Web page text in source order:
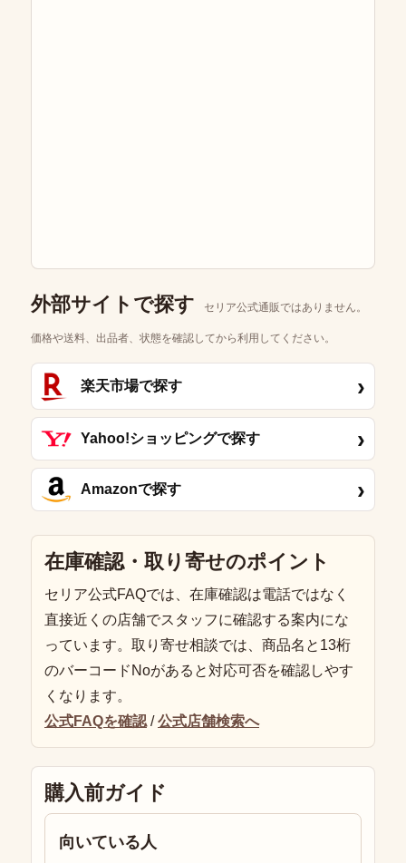
外部サイトで探す セリア公式通販ではありません。
価格や送料、出品者、状態を確認してから利用してください。
楽天市場で探す ›
Yahoo!ショッピングで探す ›
Amazonで探す ›
在庫確認・取り寄せのポイント
セリア公式FAQでは、在庫確認は電話ではなく
直接近くの店舗でスタッフに確認する案内にな
っています。取り寄せ相談では、商品名と13桁
のバーコードNoがあると対応可否を確認しやす
くなります。
公式FAQを確認 /公式店舗検索へ
購入前ガイド
向いている人